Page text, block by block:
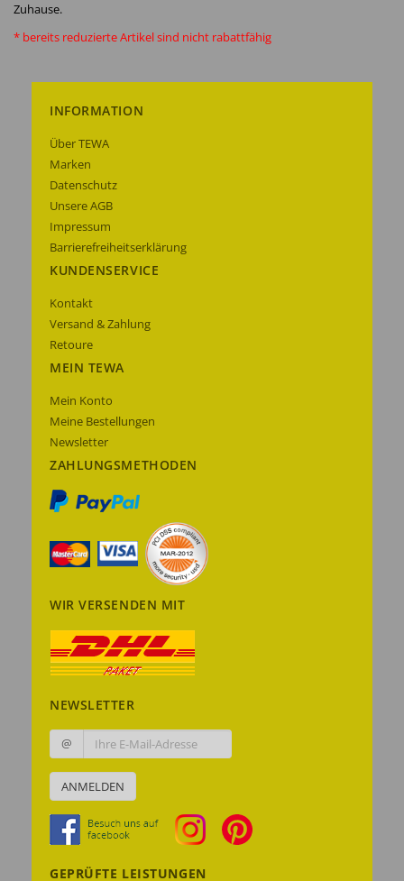
Zuhause.
* bereits reduzierte Artikel sind nicht rabattfähig
INFORMATION
Über TEWA
Marken
Datenschutz
Unsere AGB
Impressum
Barrierefreiheitserklärung
KUNDENSERVICE
Kontakt
Versand & Zahlung
Retoure
MEIN TEWA
Mein Konto
Meine Bestellungen
Newsletter
ZAHLUNGSMETHODEN
WIR VERSENDEN MIT
NEWSLETTER
@
ANMELDEN
GEPRÜFTE LEISTUNGEN